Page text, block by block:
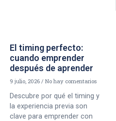
El timing perfecto:
cuando emprender
después de aprender
9 julio, 2026 No hay comentarios
Descubre por qué el timing y
la experiencia previa son
clave para emprender con